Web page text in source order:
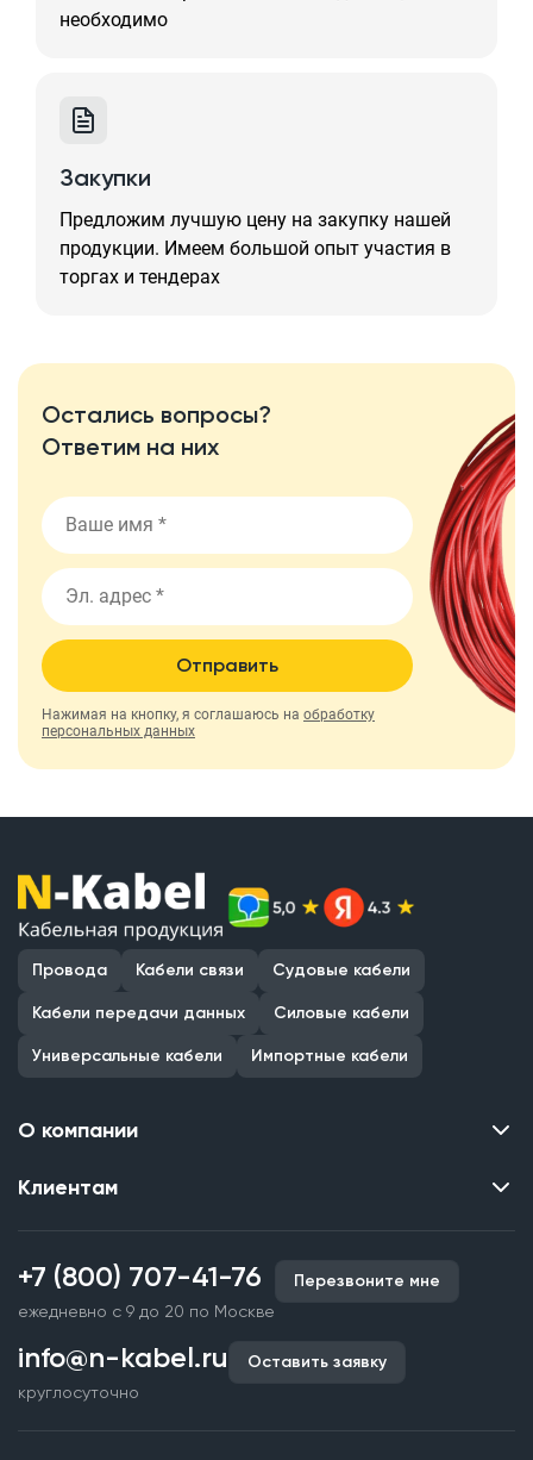
необходимо
Закупки
Предложим лучшую цену на закупку нашей
продукции. Имеем большой опыт участия в
торгах и тендерах
Остались вопросы?
Ответим на них
Отправить
Нажимая на кнопку, я соглашаюсь на обработку
персональных данных
Провода Кабели связи Судовые кабели
Кабели передачи данных Силовые кабели
Универсальные кабели Импортные кабели
О компании
Контакты
Наши объекты
Партнерство
Документы и реквизиты
Клиентам
Производство кабельной продукции
Срочное изготовление
Оплата и доставка
Гарантия качества
+7 (800) 707-41-76
ежедневно с 9 до 20 по Москве
Перезвоните мне
info@n-kabel.ru
круглосуточно
Оставить заявку